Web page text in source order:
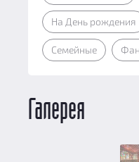
На День рождения
Семейные
Галерея